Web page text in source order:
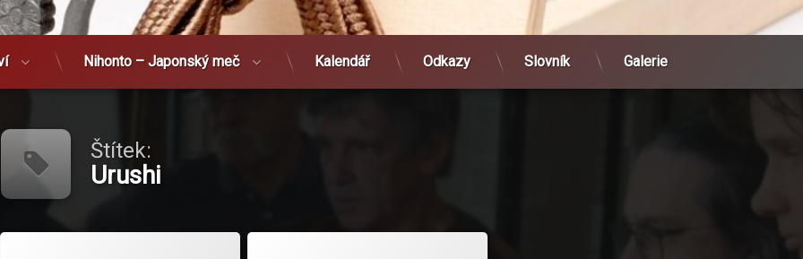
Nihonto – Japonský meč Kalendář Odkazy Slovník Galerie
Štítek:
Urushi